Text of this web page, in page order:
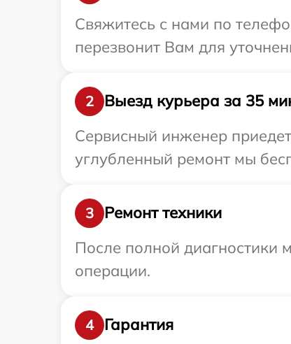
Свяжитесь с нами по
перезвонит Вам для
2
Выезд курьера за 35
Сервисный инженер
углубленный ремонт мы
3
Ремонт техники
После полной диагностики
операции.
4
Гарантия